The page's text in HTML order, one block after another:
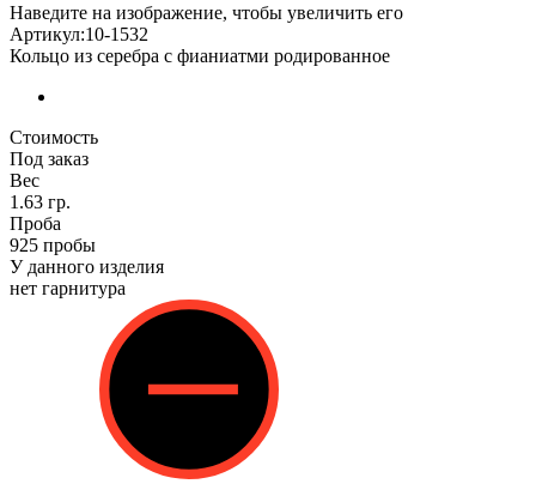
Наведите на изображение, чтобы увеличить его
Артикул:10-1532
Кольцо из серебра с фианиатми родированное
Стоимость
Под заказ
Вес
1.63 гр.
Проба
925 пробы
У данного изделия
нет гарнитура